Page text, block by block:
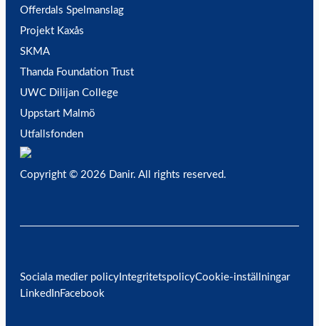
Offerdals Spelmanslag
Projekt Kaxås
SKMA
Thanda Foundation Trust
UWC Dilijan College
Uppstart Malmö
Utfallsfonden
Copyright © 2026 Danir. All rights reserved.
Sociala medier policy IntegritetspolicyCookie-inställningar
LinkedInFacebook